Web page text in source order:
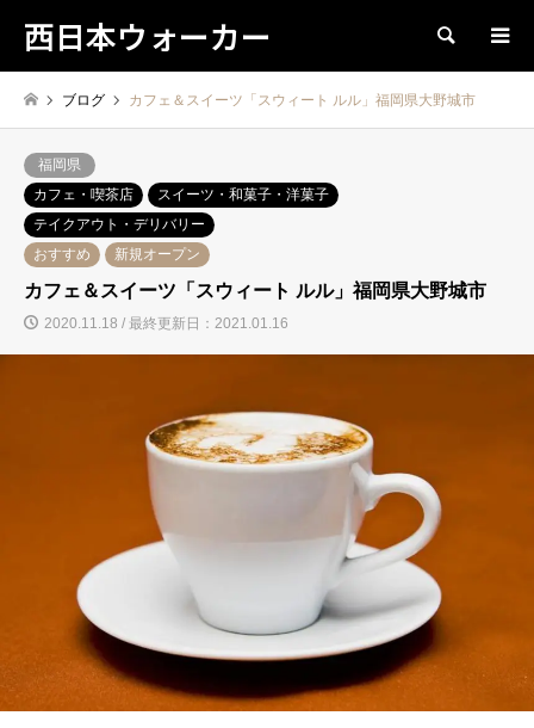
西日本ウォーカー 検索
ブログ カフェ＆スイーツ「スウィート ルル」福岡県大野城市
福岡県
カフェ・喫茶店
スイーツ・和菓子・洋菓子
テイクアウト・デリバリー
おすすめ
新規オープン
カフェ＆スイーツ「スウィート ルル」福岡県大野城市
2020.11.18 / 最終更新日：2021.01.16